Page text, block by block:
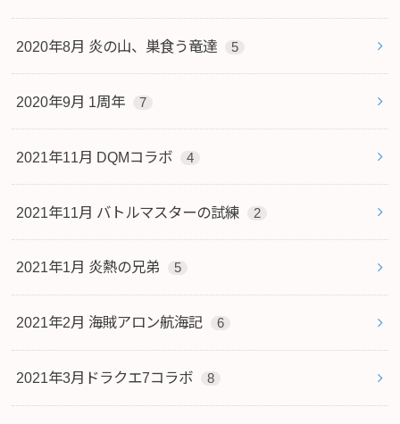
2020年8月 炎の山、巣食う竜達 5
2020年9月 1周年 7
2021年11月 DQMコラボ 4
2021年11月 バトルマスターの試練 2
2021年1月 炎熱の兄弟 5
2021年2月 海賊アロン航海記 6
2021年3月ドラクエ7コラボ 8